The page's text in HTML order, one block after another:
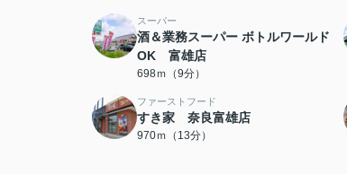
スーパー
酒＆業務スーパー ボトルワールド
OK 富雄店
698ｍ（9分）
ファーストフード
すき家 奈良富雄店
970ｍ（13分）